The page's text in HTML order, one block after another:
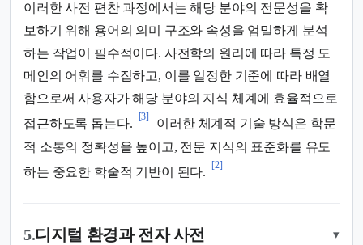
이러한 사전 편찬 과정에서는 해당 분야의 전문성을 확
보하기 위해 용어의 의미 구조와 속성을 엄밀하게 분석
하는 작업이 필수적이다. 사전학의 원리에 따라 특정 도
메인의 어휘를 수집하고, 이를 일정한 기준에 따라 배열
함으로써 사용자가 해당 분야의 지식 체계에 효율적으로
접근하도록 돕는다.
[3]
이러한 체계적 기술 방식은 학문
적 소통의 정확성을 높이고, 전문 지식의 표준화를 유도
하는 중요한 학술적 기반이 된다.
[2]
5.디지털 환경과 전자 사전 ▾